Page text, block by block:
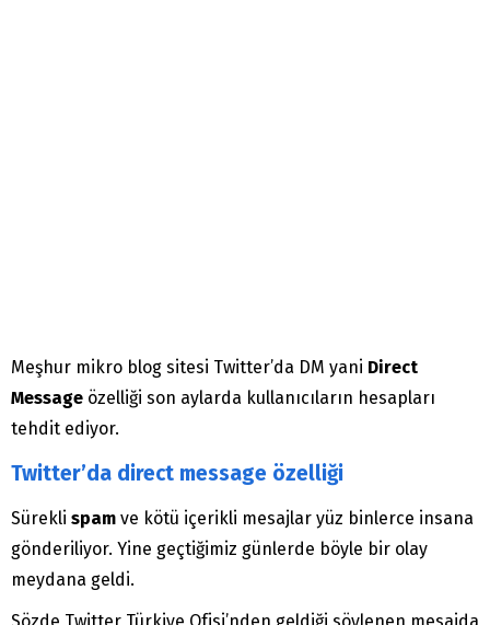
Meşhur mikro blog sitesi Twitter’da DM yani Direct
Message özelliği son aylarda kullanıcıların hesapları
tehdit ediyor.
Twitter’da direct message özelliği
Sürekli spam ve kötü içerikli mesajlar yüz binlerce insana
gönderiliyor. Yine geçtiğimiz günlerde böyle bir olay
meydana geldi.
Sözde Twitter Türkiye Ofisi’nden geldiği söylenen mesajda